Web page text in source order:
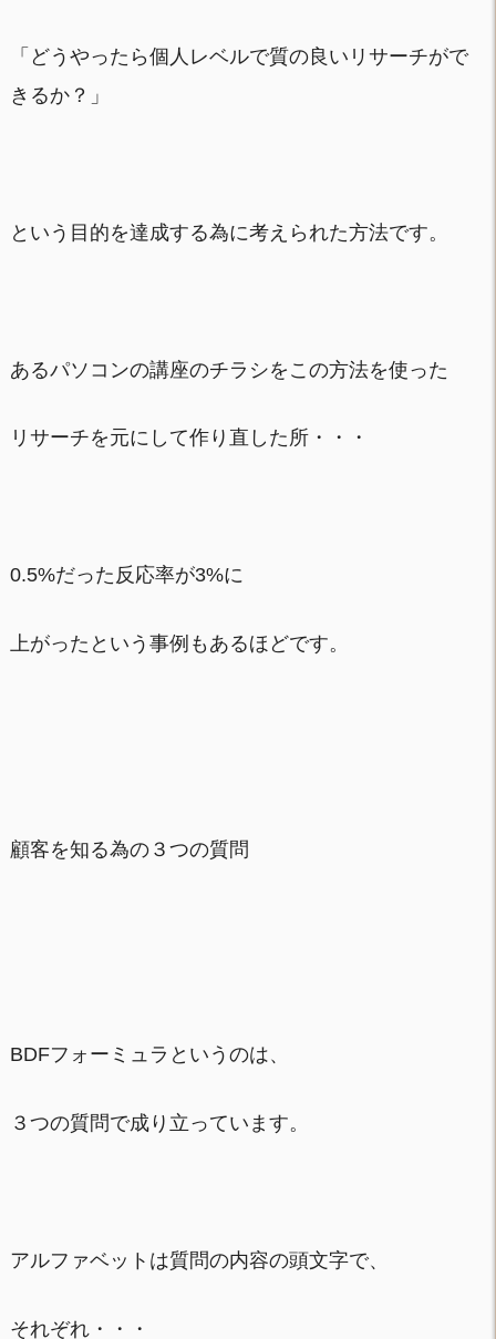
「どうやったら個人レベルで質の良いリサーチがで
きるか？」
という目的を達成する為に考えられた方法です。
あるパソコンの講座のチラシをこの方法を使った
リサーチを元にして作り直した所・・・
0.5%だった反応率が3%に
上がったという事例もあるほどです。
顧客を知る為の３つの質問
BDFフォーミュラというのは、
３つの質問で成り立っています。
アルファベットは質問の内容の頭文字で、
それぞれ・・・